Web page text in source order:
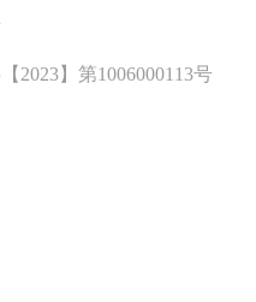
2023】第1006000113号